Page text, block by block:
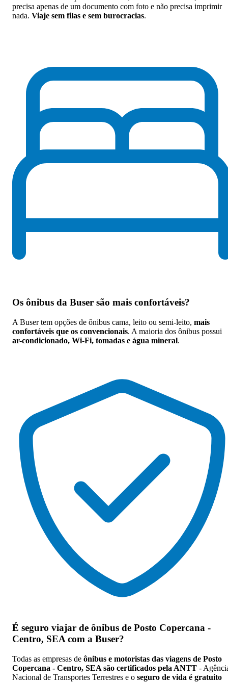
precisa apenas de um documento com foto e não precisa imprimir
nada. Viaje sem filas e sem burocracias.
Os ônibus da Buser são mais confortáveis?
A Buser tem opções de ônibus cama, leito ou semi-leito, mais
confortáveis que os convencionais. A maioria dos ônibus possui
ar-condicionado, Wi-Fi, tomadas e água mineral.
É seguro viajar de ônibus de Posto Copercana -
Centro, SEA com a Buser?
Todas as empresas de ônibus e motoristas das viagens de Posto
Copercana - Centro, SEA são certificados pela ANTT -
Nacional de Transportes Terrestres e o seguro de vida é gratuito